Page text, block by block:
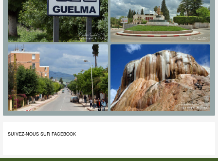
SUIVEZ-NOUS SUR FACEBOOK